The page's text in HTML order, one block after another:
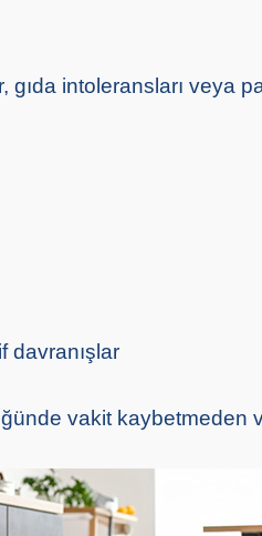
gıda intoleransları veya
davranışlar
vakit kaybetmeden